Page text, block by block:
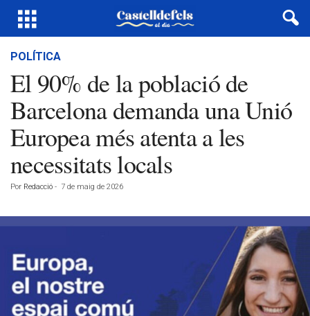
POLÍTICA
El 90% de la població de
Barcelona demanda una Unió
Europea més atenta a les
necessitats locals
Por Redacció - 7 de maig de 2026